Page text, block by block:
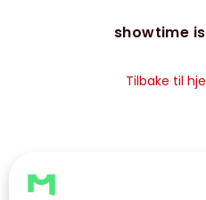
showtime
Tilbake til